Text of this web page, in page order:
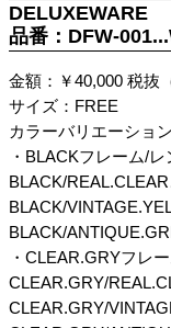
DELUXEWARE
品番：DFW-
金額：￥40,000 税抜
サイズ：FREE
カラーバリエーション
・BLACKフレーム/レ
BLACK/
BLACK/
BLACK/
・CLEAR.GRYフレ
CLEAR.GRY/
CLEAR.GRY/